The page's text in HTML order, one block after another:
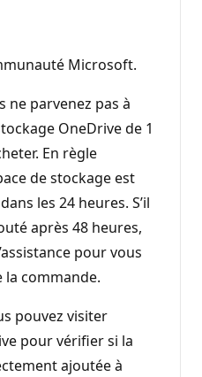
Microsoft.
ne parvenez pas à
OneDrive de 1
En règle
de stockage est
les 24 heures. S’il
après 48 heures,
pour vous
la commande.
pouvez visiter
pour vérifier si la
ajoutée à